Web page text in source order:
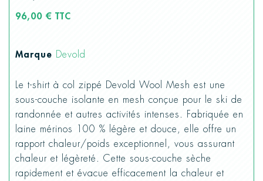
96,00 € TTC
Marque Devold
Le t-shirt à col zippé Devold Wool Mesh est une
sous-couche isolante en mesh conçue pour le ski de
randonnée et autres activités intenses. Fabriquée en
laine mérinos 100 % légère et douce, elle offre un
rapport chaleur/poids exceptionnel, vous assurant
chaleur et légèreté. Cette sous-couche sèche
rapidement et évacue efficacement la chaleur et